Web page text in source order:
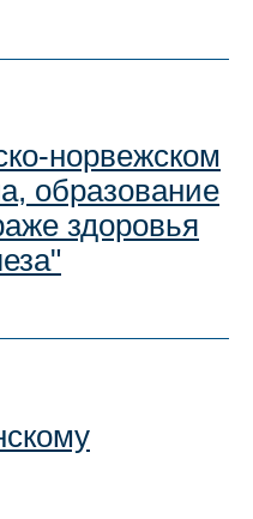
норвежском
образование
здоровья